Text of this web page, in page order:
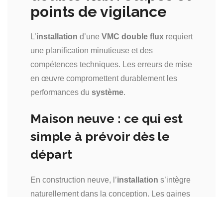
points de vigilance
L’installation d’une VMC double flux requiert
une planification minutieuse et des
compétences techniques. Les erreurs de mise
en œuvre compromettent durablement les
performances du système.
Maison neuve : ce qui est
simple à prévoir dès le
départ
En construction neuve, l’installation s’intègre
naturellement dans la conception. Les gaines